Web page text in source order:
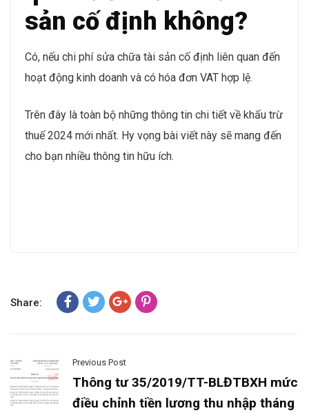
sản cố định không?
Có, nếu chi phí sửa chữa tài sản cố định liên quan đến
hoạt động kinh doanh và có hóa đơn VAT hợp lệ.
Trên đây là toàn bộ những thông tin chi tiết về khấu trừ
thuế 2024 mới nhất. Hy vọng bài viết này sẽ mang đến
cho bạn nhiều thông tin hữu ích.
Share:
Previous Post
Thông tư 35/2019/TT-BLĐTBXH mức
điều chỉnh tiền lương thu nhập tháng